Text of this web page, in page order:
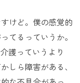
けど。僕の感覚的
てるっていうか。
護っていうより
しら障害がある、